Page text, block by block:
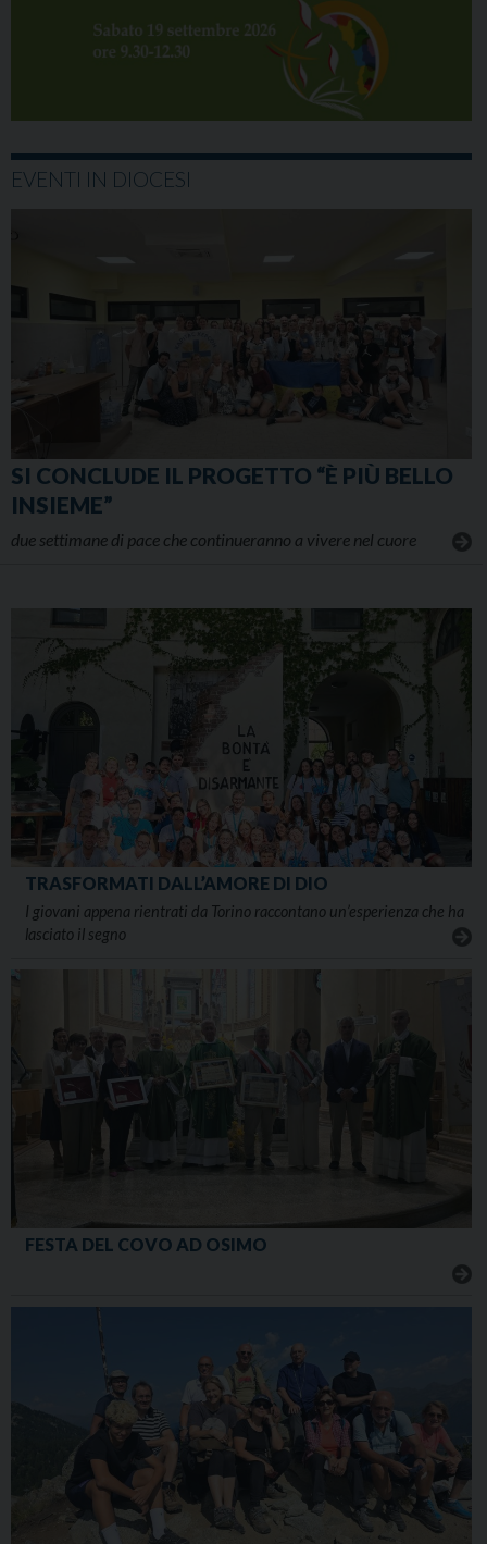
EVENTI IN DIOCESI
SI CONCLUDE IL PROGETTO “È PIÙ BELLO
INSIEME”
due settimane di pace che continueranno a vivere nel cuore
TRASFORMATI DALL’AMORE DI DIO
I giovani appena rientrati da Torino raccontano un’esperienza che ha
lasciato il segno
FESTA DEL COVO AD OSIMO